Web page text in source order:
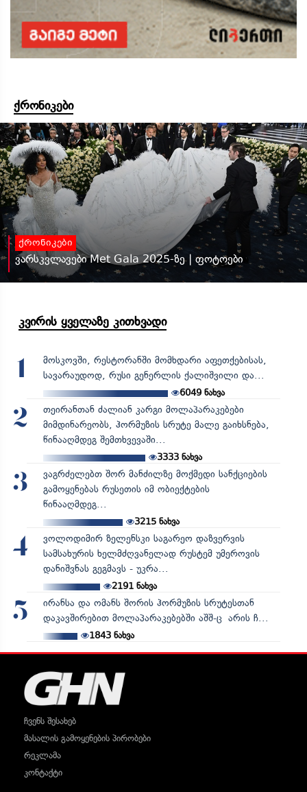
ქრონიკები
ქრონიკები
ვარსკვლავები Met Gala 2025-ზე | ფოტოები
კვირის ყველაზე კითხვადი
1
მოსკოვში, რესტორანში მომხდარი აფეთქებისას,
სავარაუდოდ, რუსი გენერლის ქალიშვილი და...
6049 ნახვა
2
თეირანთან ძალიან კარგი მოლაპარაკებები
მიმდინარეობს, ჰორმუზის სრუტე მალე გაიხსნება,
წინააღმდეგ შემთხვევაში...
3333ნახვა
3
ვაგრძელებთ შორ მანძილზე მოქმედი სანქციების
გამოყენებას რუსეთის იმ ობიექტების
წინააღმდეგ...
3215ნახვა
4
ვოლოდიმირ ზელენსკი საგარეო დაზვერვის
სამსახურის ხელმძღვანელად რუსტემ უმეროვის
დანიშვნას გეგმავს - უკრა...
2191ნახვა
5
ირანსა და ომანს შორის ჰორმუზის სრუტესთან
დაკავშირებით მოლაპარაკებებში აშშ-ც არის ჩ...
1843ნახვა
ჩვენს შესახებ
მასალის გამოყენების პირობები
რეკლამა
კონტაქტი